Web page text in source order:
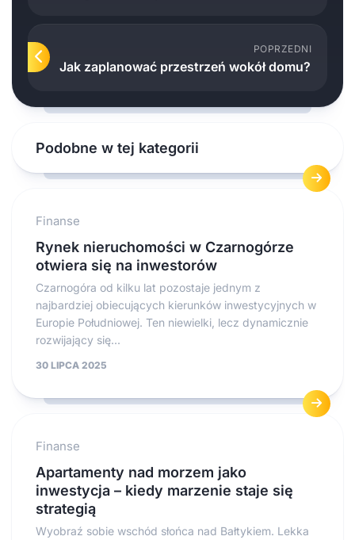
POPRZEDNI
Jak zaplanować przestrzeń wokół domu?
Podobne w tej kategorii
Finanse
Rynek nieruchomości w Czarnogórze
otwiera się na inwestorów
Czarnogóra od kilku lat pozostaje jednym z
najbardziej obiecujących kierunków inwestycyjnych w
Europie Południowej. Ten niewielki, lecz dynamicznie
rozwijający się...
30 LIPCA 2025
Finanse
Apartamenty nad morzem jako
inwestycja – kiedy marzenie staje się
strategią
Wyobraź sobie wschód słońca nad Bałtykiem. Lekka